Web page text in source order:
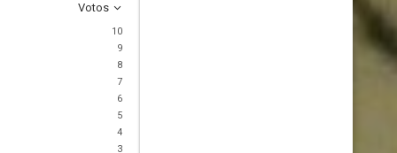
Votos
10
9
8
7
6
5
4
3